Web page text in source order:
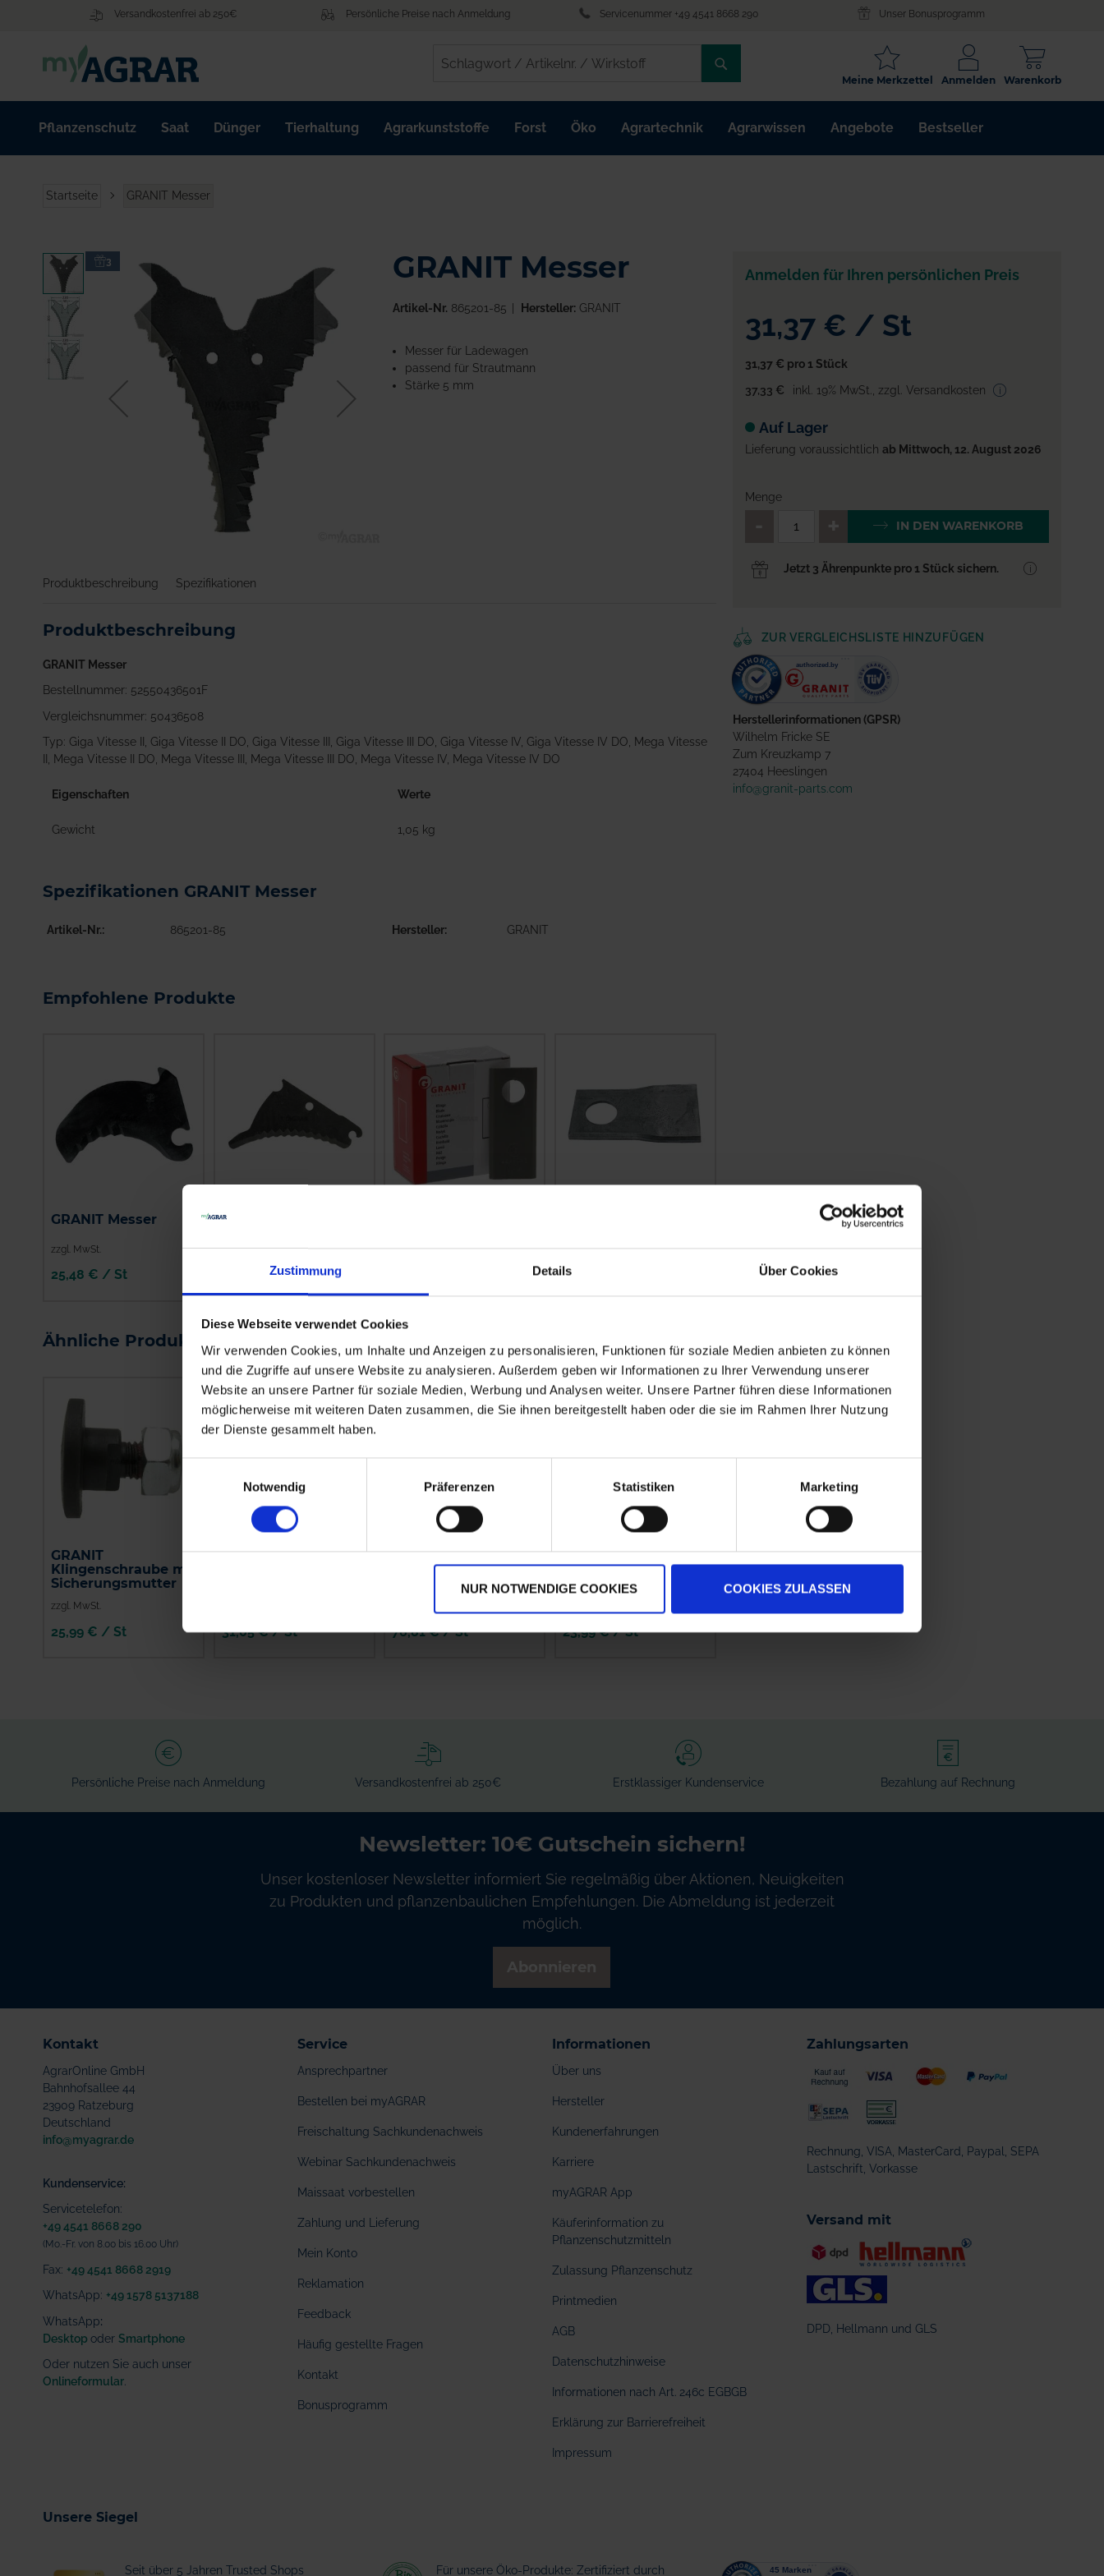
Zustimmung Details Über Cookies
Diese Webseite verwendet Cookies
Wir verwenden Cookies, um Inhalte und Anzeigen zu personalisieren, Funktionen für soziale Medien anbieten zu können
und die Zugriffe auf unsere Website zu analysieren. Außerdem geben wir Informationen zu Ihrer Verwendung unserer
Website an unsere Partner für soziale Medien, Werbung und Analysen weiter. Unsere Partner führen diese Informationen
möglicherweise mit weiteren Daten zusammen, die Sie ihnen bereitgestellt haben oder die sie im Rahmen Ihrer Nutzung
der Dienste gesammelt haben.
Notwendig
Präferenzen Statistiken Marketing
NUR NOTWENDIGE COOKIES COOKIES ZULASSEN
Versandkostenfrei ab 250€ Persönliche Preise nach Anmeldung Servicenummer +49 4541 8668 290 Unser Bonusprogramm
/
ARTIKELNR.
/
Warenkorb
Anmelden
Meine Merkzettel
Pflanzenschutz Saat Dünger Tierhaltung Agrarkunststoffe Forst Öko Agrartechnik Agrarwissen Angebote Bestseller
Startseite GRANIT Messer
Zum
Ende
der
Bildgalerie
springen
3
der
springen
GRANIT Messer
Artikel-Nr. 865201-85 Hersteller:GRANIT
Messer für Ladewagen
passend für Strautmann
Stärke 5 mm
Produktbeschreibung Spezifikationen
Produktbeschreibung
GRANIT Messer
Bestellnummer: 52550436501F
Vergleichsnummer: 50436508
Typ: Giga Vitesse II, Giga Vitesse II DO, Giga Vitesse III, Giga Vitesse III DO, Giga Vitesse IV, Giga Vitesse IV DO, Mega Vitesse
II, Mega Vitesse II DO, Mega Vitesse III, Mega Vitesse III DO, Mega Vitesse IV, Mega Vitesse IV DO
Eigenschaften Werte
Gewicht 1,05 kg
Spezifikationen GRANIT Messer
Artikel-Nr. 865201-85 Hersteller GRANIT
Empfohlene Produkte
GRANIT Messer
zzgl. MwSt.
25,48 € / St
GRANIT Messer
zzgl. MwSt.
30,77 € / St
WARENKORB
zzgl. MwSt. zzgl. MwSt.
25,09 € / St
Ähnliche Produkte
GRANIT
Klingenschraube mit
Sicherungsmutter
zzgl. MwSt.
25,99 € / St
GRANIT
31,05 € / St
GRANIT Adapter
zum Schleifen
gerader Messer
76,81 € / St
GRANIT
Messerhalter
23,99 € / St
Anmelden für Ihren persönlichen Preis
31,37 € / St
31,37 € pro 1 Stück
37,33 €
inkl. 19% MwSt. zzgl. Versandkosten
Auf Lager
Lieferung voraussichtlich ab Mittwoch, 12. August 2026
Menge
QTY_CONTROL_DECREASE
IN DEN WARENKORB
Jetzt 3 Ährenpunkte pro 1 Stück sichern.
ZUR VERGLEICHSLISTE HINZUFÜGEN
Herstellerinformationen (GPSR)
Wilhelm Fricke SE
Zum Kreuzkamp 7
27404 Heeslingen
info@granit-parts.com
Persönliche Preise nach Anmeldung Versandkostenfrei ab 250€ Erstklassiger Kundenservice Bezahlung auf Rechnung
Newsletter: 10€ Gutschein sichern!
Unser kostenloser Newsletter informiert Sie regelmäßig über Aktionen, Neuigkeiten
zu Produkten und pflanzenbaulichen Empfehlungen. Die Abmeldung ist jederzeit
möglich.
Kontakt
AgrarOnline GmbH
Bahnhofsallee 44
23909 Ratzeburg
Deutschland
info@myagrar.de
Kundenservice:
Servicetelefon:
+49 4541 8668 290
(Mo.-Fr. von 8.00 bis 16.00 Uhr)
Fax: +49 4541 8668 2919
WhatsApp: +49 1578 5137188
WhatsApp:
Desktop oder Smartphone
Oder nutzen Sie auch unser
Onlineformular
Service
Ansprechpartner
Bestellen bei myAGRAR
Freischaltung Sachkundenachweis
Webinar Sachkundenachweis
Maissaat vorbestellen
Zahlung und Lieferung
Mein Konto
Reklamation
Feedback
Häufig gestellte Fragen
Kontakt
Bonusprogramm
Informationen
Über uns
Hersteller
Kundenerfahrungen
Karriere
myAGRAR App
Käuferinformation zu
Pflanzenschutzmitteln
Zulassung Pflanzenschutz
Printmedien
AGB
Datenschutzhinweise
Informationen nach Art. 246c EGBGB
Erklärung zur Barrierefreiheit
Impressum
Zahlungsarten
Rechnung, VISA, MasterCard, Paypal, SEPA
Lastschrift, Vorkasse
Versand mit
DPD, Hellmann und GLS
Unsere Siegel
Seit über 5 Jahren Trusted Shops Für unsere Öko-Produkte: Zertifiziert durch